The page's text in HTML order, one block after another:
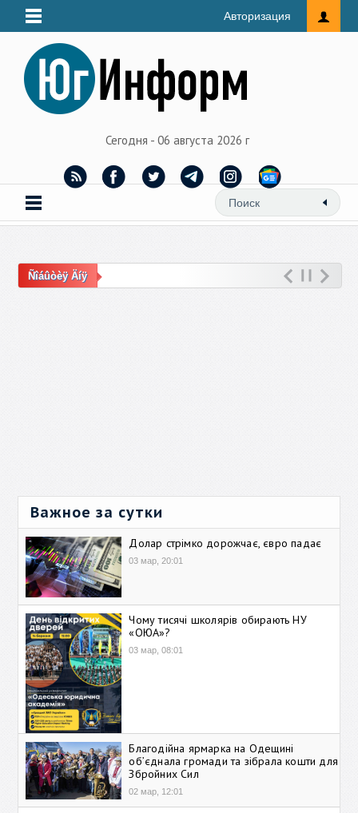
Авторизация
Сегодня - 06 августа 2026 г
Ñîáûòèÿ Äíÿ
Важное за сутки
Долар стрімко дорожчає, євро падає
03 мар, 20:01
Чому тисячі школярів обирають НУ
«ОЮА»?
03 мар, 08:01
Благодійна ярмарка на Одещині
об’єднала громади та зібрала кошти для
Збройних Сил
02 мар, 12:01